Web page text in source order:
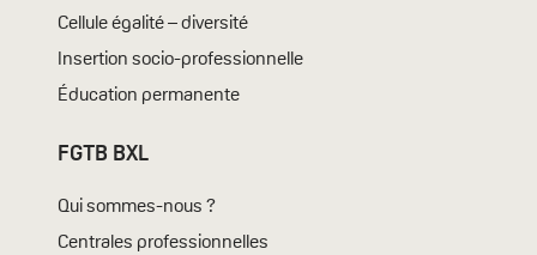
Cellule égalité – diversité
Insertion socio-professionnelle
Éducation permanente
FGTB BXL
Qui sommes-nous ?
Centrales professionnelles